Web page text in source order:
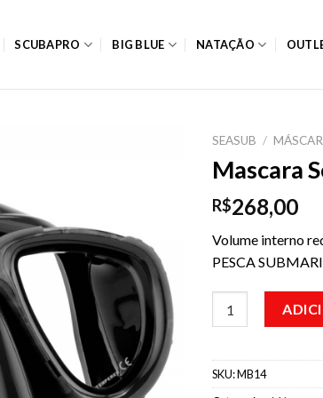
SCUBAPRO BIG BLUE NATAÇÃO
SEASUB /
Mascara
R$268,00
Volume interno
PESCA
SKU:MB14